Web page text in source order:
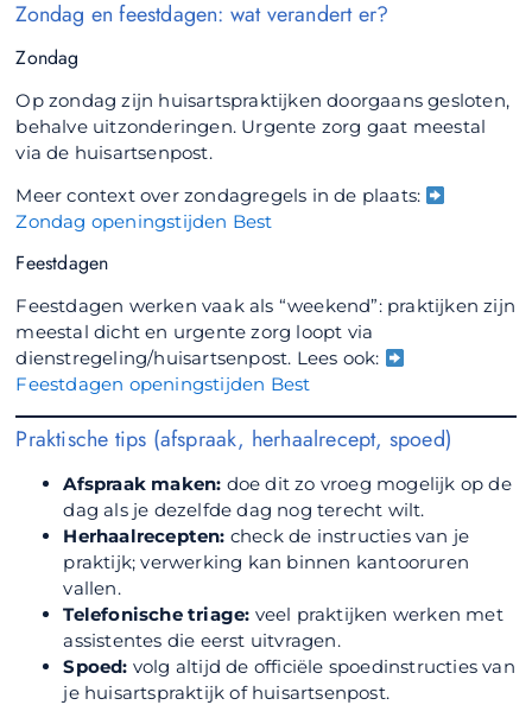
Zondag en feestdagen: wat verandert er?
Zondag
Op zondag zijn huisartspraktijken doorgaans gesloten,
behalve uitzonderingen. Urgente zorg gaat meestal
via de huisartsenpost.
Meer context over zondagregels in de plaats:
Zondag openingstijden Best
Feestdagen
Feestdagen werken vaak als “weekend”: praktijken zijn
meestal dicht en urgente zorg loopt via
dienstregeling/huisartsenpost. Lees ook:
Feestdagen openingstijden Best
Praktische tips (afspraak, herhaalrecept, spoed)
Afspraak maken: doe dit zo vroeg mogelijk op de
dag als je dezelfde dag nog terecht wilt.
Herhaalrecepten: check de instructies van je
praktijk; verwerking kan binnen kantooruren
vallen.
Telefonische triage: veel praktijken werken met
assistentes die eerst uitvragen.
Spoed: volg altijd de officiële spoedinstructies van
je huisartspraktijk of huisartsenpost.